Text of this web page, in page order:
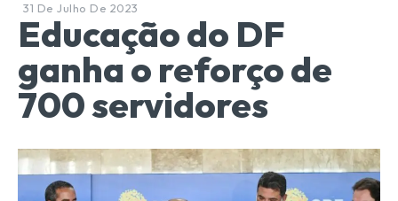
31 De Julho De 2023
Educação do DF
ganha o reforço de
700 servidores